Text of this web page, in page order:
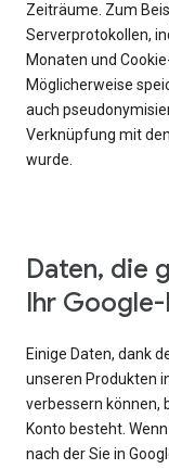
Zeiträume. Zum
Serverprotokollen,
Monaten und
Möglicherweise
auch
Verknüpfung mit
wurde.
Daten, die
Ihr
Einige Daten, dank
unseren Produkten
verbessern können,
Konto besteht.
nach der Sie in